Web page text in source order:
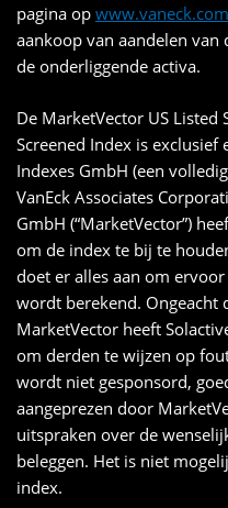
pagina op www.vaneck.com
aankoop van aandelen van
de onderliggende activa.
De MarketVector US Listed
Screened Index is
Indexes GmbH (een
VanEck Associates
GmbH (“MarketVector”)
om de index te bij te
doet er alles aan om
wordt berekend. Ongeacht
MarketVector heeft
om derden te wijzen op
wordt niet gesponsord,
aangeprezen door
uitspraken over de
beleggen. Het is niet
index.